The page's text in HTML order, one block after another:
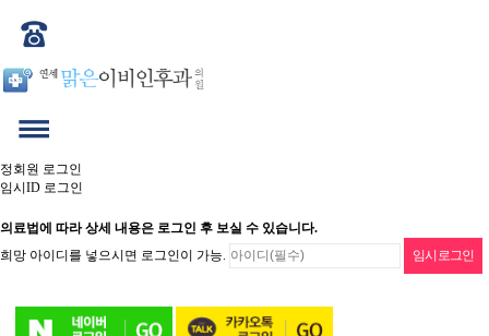
정회원 로그인
임시ID 로그인
의료법에 따라 상세 내용은 로그인 후 보실 수 있습니다.
희망 아이디를 넣으시면 로그인이 가능.